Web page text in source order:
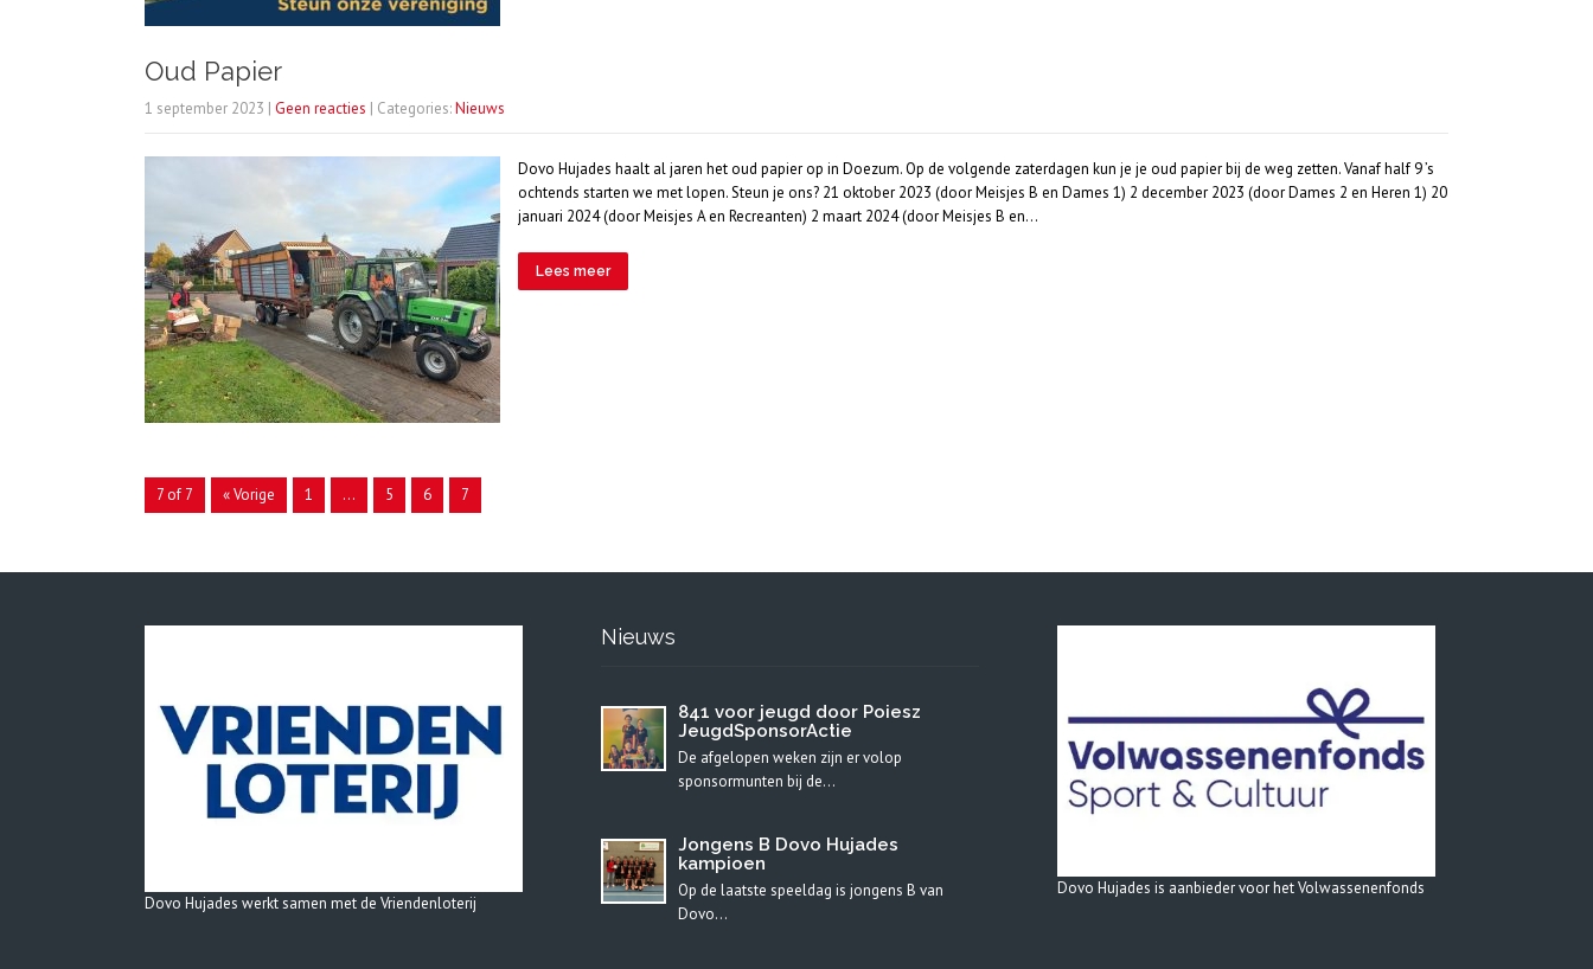
Oud Papier
1 september 2023 | Geen reacties | Categories:Nieuws
Dovo Hujades haalt al jaren het oud papier op in Doezum. Op de volgende zaterdagen kun je je oud papier bij de weg zetten. Vanaf half 9 ’s
ochtends starten we met lopen. Steun je ons? 21 oktober 2023 (door Meisjes B en Dames 1) 2 december 2023 (door Dames 2 en Heren 1) 20
januari 2024 (door Meisjes A en Recreanten) 2 maart 2024 (door Meisjes B en…
Lees meer
7 of 7 « Vorige 1 … 5 6 7
Dovo Hujades werkt samen met de Vriendenloterij
Nieuws
841 voor jeugd door Poiesz
JeugdSponsorActie
De afgelopen weken zijn er volop
sponsormunten bij de…
Jongens B Dovo Hujades
kampioen
Op de laatste speeldag is jongens B van
Dovo…
Dovo Hujades is aanbieder voor het Volwassenenfonds